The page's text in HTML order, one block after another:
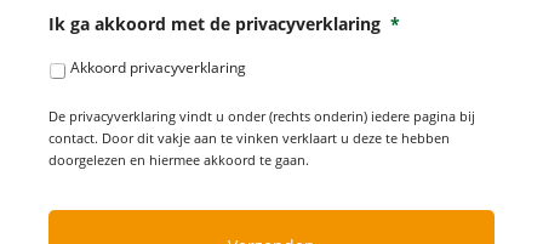
Ik ga akkoord met de privacyverklaring *
Akkoord privacyverklaring
De privacyverklaring vindt u onder (rechts onderin) iedere pagina bij
contact. Door dit vakje aan te vinken verklaart u deze te hebben
doorgelezen en hiermee akkoord te gaan.